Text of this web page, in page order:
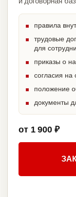
правила
трудовые
для
приказы о
согласия на
положение
документы
от 1 900 ₽